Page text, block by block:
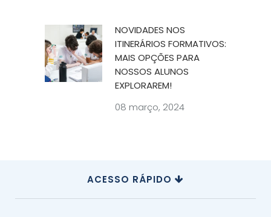
NOVIDADES NOS
ITINERÁRIOS FORMATIVOS:
MAIS OPÇÕES PARA
NOSSOS ALUNOS
EXPLORAREM!
08 março, 2024
ACESSO RÁPIDO